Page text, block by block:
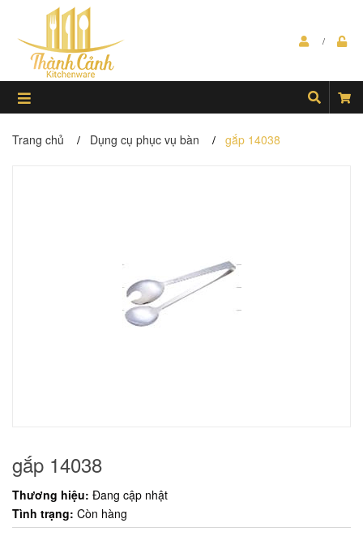
Trang chủ / Dụng cụ phục vụ bàn / gắp 14038
gắp 14038
Thương hiệu: Đang cập nhật
Tình trạng: Còn hàng